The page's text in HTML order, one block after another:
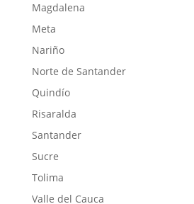
Magdalena
Meta
Nariño
Norte de Santander
Quindío
Risaralda
Santander
Sucre
Tolima
Valle del Cauca